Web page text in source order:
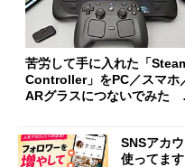
苦労して手に入れた「
Controller」をPC／スマホ
ARグラスにつないでみた
SNSアカ
使ってます